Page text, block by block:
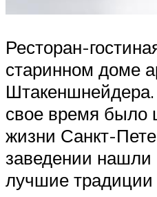
Ресторан-
старинном доме
свое время было
жизни Санкт-
заведении
лучшие традиции